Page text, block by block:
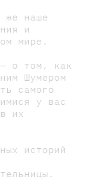
наше
и
мире.
о том, как
Шумером
самого
у вас
их
историй